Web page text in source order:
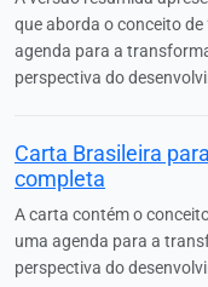
que aborda o conceito de
agenda para a
perspectiva do
Carta Brasileira
completa
A carta contém o
uma agenda para a
perspectiva do